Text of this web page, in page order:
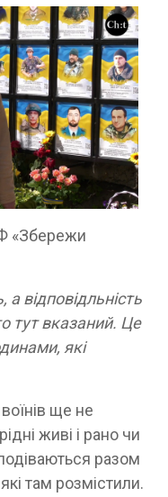
«Збережи
відповідльність
тут вказаний. Це
які
ще не
живі і рано чи
разом
там розмістили.